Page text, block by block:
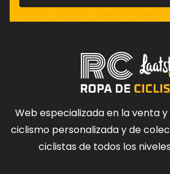
Web especializada en la venta
ciclismo personalizada y de
ciclistas de todos los